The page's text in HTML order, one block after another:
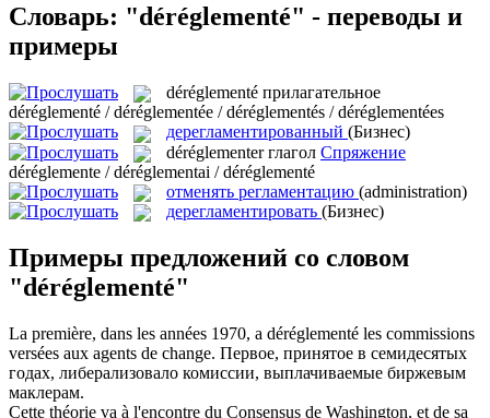
Словарь: "déréglementé" - переводы и
примеры
déréglementé прилагательное
déréglementé / déréglementée / déréglementés / déréglementées
дерегламентированный (Бизнес)
déréglementer глагол Спряжение
déréglemente / déréglementai / déréglementé
отменять регламентацию (administration)
дерегламентировать (Бизнес)
Примеры предложений со словом
"déréglementé"
La première, dans les années 1970, a déréglementé les commissions
versées aux agents de change. Первое, принятое в семидесятых
годах, либерализовало комиссии, выплачиваемые биржевым
маклерам.
Cette théorie va à l'encontre du Consensus de Washington, et de sa